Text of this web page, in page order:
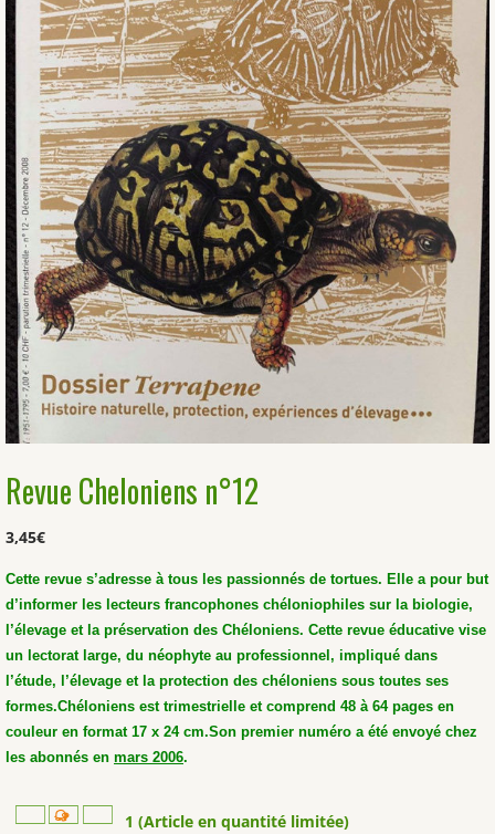
Revue Cheloniens n°12
3,45€
Cette revue s’adresse à tous les passionnés de tortues. Elle a pour but
d’informer les lecteurs francophones chéloniophiles sur la biologie,
l’élevage et la préservation des Chéloniens. Cette revue éducative vise
un lectorat large, du néophyte au professionnel, impliqué dans
l’étude, l’élevage et la protection des chéloniens sous toutes ses
formes.Chéloniens est trimestrielle et comprend 48 à 64 pages en
couleur en format 17 x 24 cm.Son premier numéro a été envoyé chez
les abonnés en mars 2006.
1 (Article en quantité limitée)